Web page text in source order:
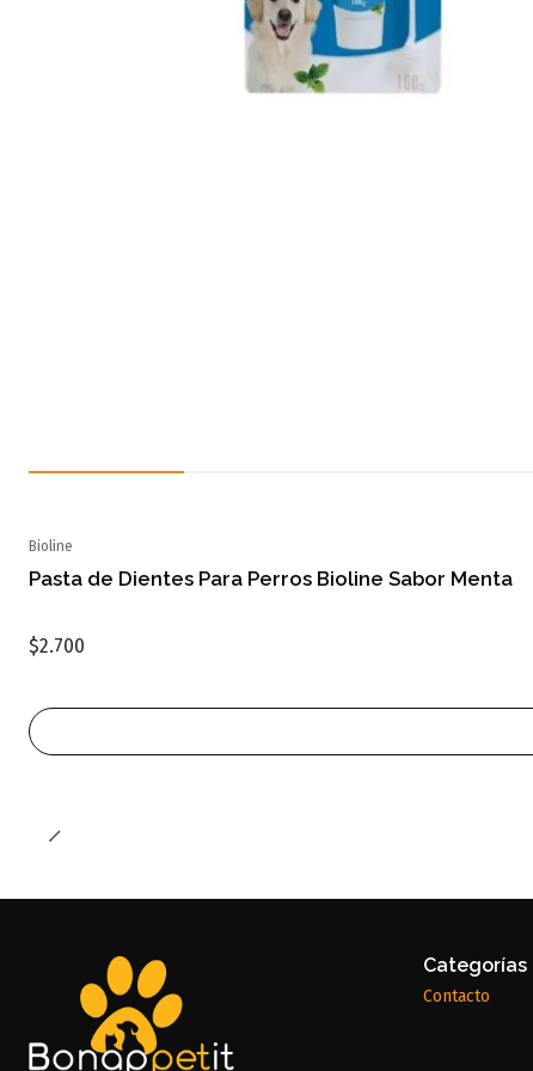
Bioline
Pasta de Dientes Para Perros Bioline Sabor Menta
$2.700
Categorías
Contacto